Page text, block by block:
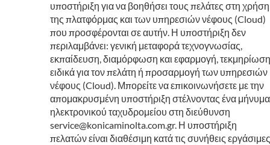
υποστήριξη για να βοηθήσει τους πελάτες στη χρήση
της πλατφόρμας και των υπηρεσιών νέφους (Cloud)
που προσφέρονται σε αυτήν. Η υποστήριξη δεν
περιλαμβάνει: γενική μεταφορά τεχνογνωσίας,
εκπαίδευση, διαμόρφωση και εφαρμογή, τεκμηρίωση
ειδικά για τον πελάτη ή προσαρμογή των υπηρεσιών
νέφους (Cloud). Μπορείτε να επικοινωνήσετε με την
απομακρυσμένη υποστήριξη στέλνοντας ένα μήνυμα
ηλεκτρονικού ταχυδρομείου στη διεύθυνση
service@konicaminolta.com.gr. Η υποστήριξη
πελατών είναι διαθέσιμη κατά τις συνήθεις εργάσιμες